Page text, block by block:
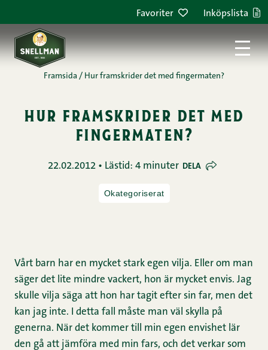
Favoriter Inköpslista
Framsida / Hur framskrider det med fingermaten?
hur framskrider det med
fingermaten?
22.02.2012 • Lästid: 4 minuter DELA
Okategoriserat
Vårt barn har en mycket stark egen vilja. Eller om man
säger det lite mindre vackert, hon är mycket envis. Jag
skulle vilja säga att hon har tagit efter sin far, men det
kan jag inte. I detta fall måste man väl skylla på
generna. När det kommer till min egen envishet lär
den gå att jämföra med min fars, och det verkar som